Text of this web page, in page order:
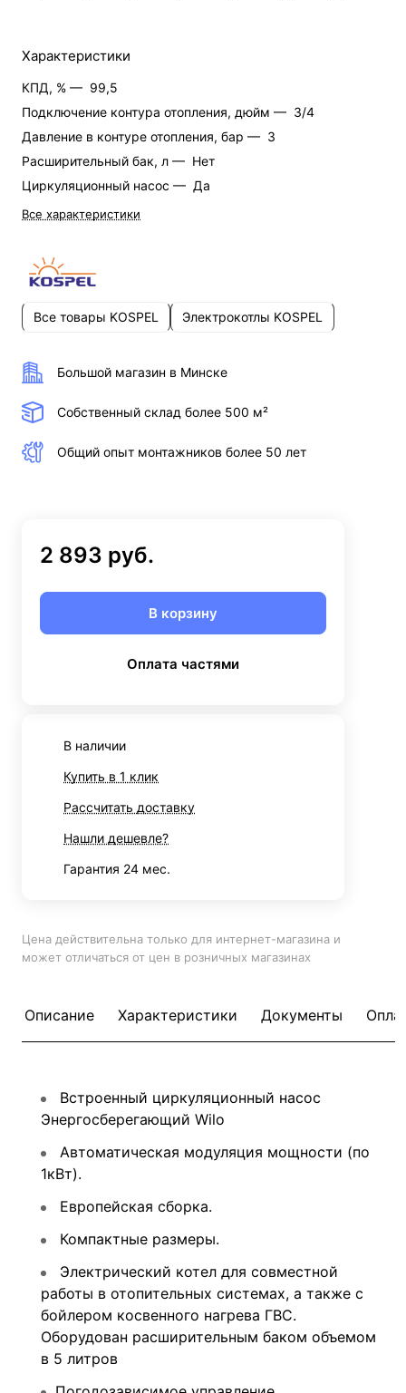
Характеристики
КПД, % — 99,5
Подключение контура отопления, дюйм — 3/4
Давление в контуре отопления, бар — 3
Расширительный бак, л — Нет
Циркуляционный насос — Да
Все характеристики
Все товары KOSPEL Электрокотлы KOSPEL
Большой магазин в Минске
Собственный склад более 500 м²
Общий опыт монтажников более 50 лет
2 893 руб.
В корзину
Оплата частями
В наличии
Купить в 1 клик
Рассчитать доставку
Нашли дешевле?
Гарантия 24 мес.
Цена действительна только для интернет-магазина и
может отличаться от цен в розничных магазинах
Описание Характеристики Документы
Встроенный циркуляционный насос
Энергосберегающий Wilo
Автоматическая модуляция мощности (по
1кВт).
Европейская сборка.
Компактные размеры.
Электрический котел для совместной
работы в отопительных системах, а также с
бойлером косвенного нагрева ГВС.
Оборудован расширительным баком объемом
в 5 литров